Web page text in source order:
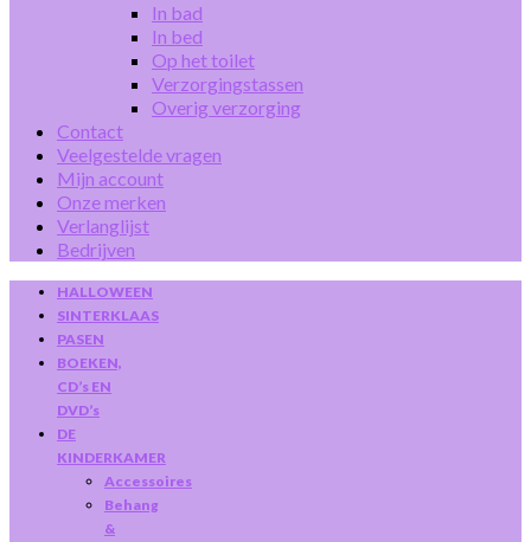
In bad
In bed
Op het toilet
Verzorgingstassen
Overig verzorging
Contact
Veelgestelde vragen
Mijn account
Onze merken
Verlanglijst
Bedrijven
HALLOWEEN
SINTERKLAAS
PASEN
BOEKEN,
CD’s EN
DVD’s
DE
KINDERKAMER
Accessoires
Behang
&